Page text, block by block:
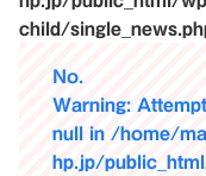
child/
No.
Warning:
null in /home/
hp.jp/